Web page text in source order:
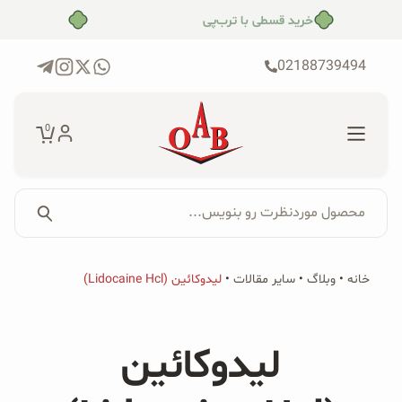
02188739494
0
برای:
جستجو...
پکیج‌ها
محصولات ارگانیک
محصول موردنظرت رو بنویس...
خانه • وبلاگ • سایر مقالات • لیدوکائین (Lidocaine Hcl)
لیدوکائین